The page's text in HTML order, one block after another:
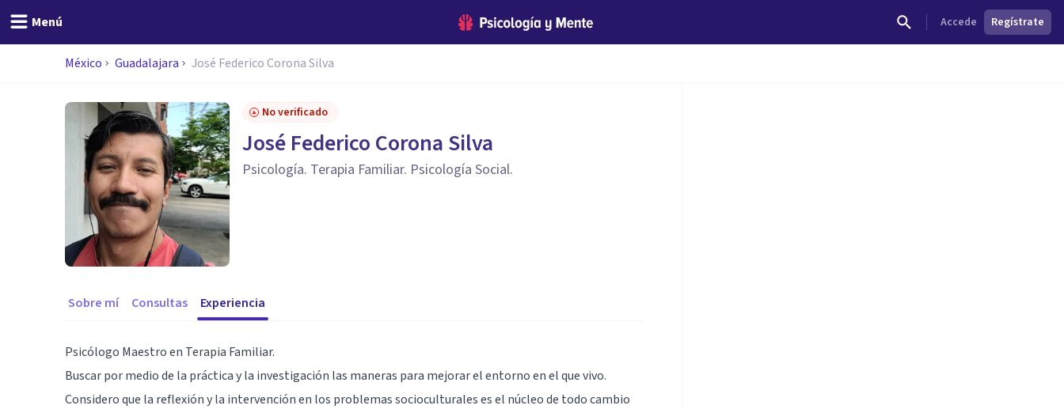
Menú Accede Regístrate
México Guadalajara José Federico Corona Silva
No verificado
José Federico Corona Silva
Psicología. Terapia Familiar. Psicología Social.
Sobre mí Consultas Experiencia
Psicólogo Maestro en Terapia Familiar.
Buscar por medio de la práctica y la investigación las maneras para mejorar el entorno en el que vivo.
Considero que la reflexión y la intervención en los problemas socioculturales es el núcleo de todo cambio